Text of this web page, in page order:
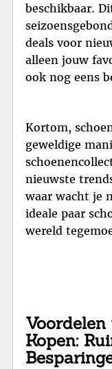
beschikbaar.
deals voor
alleen jouw
ook nog eens
Kortom,
geweldige
nieuwste
waar wacht je
ideale paar
wereld
Kopen: